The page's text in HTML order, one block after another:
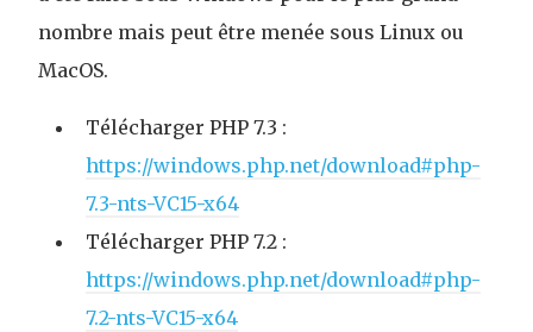
nombre mais peut être menée sous Linux ou
MacOS.
Télécharger PHP 7.3 :
https://windows.php.net/download#php-
7.3-nts-VC15-x64
Télécharger PHP 7.2 :
https://windows.php.net/download#php-
7.2-nts-VC15-x64